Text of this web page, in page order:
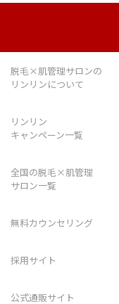
脱毛×肌管理サロンの
リンリンについて
リンリン
キャンペーン一覧
全国の脱毛×肌管理
サロン一覧
無料カウンセリング
採用サイト
公式通販サイト